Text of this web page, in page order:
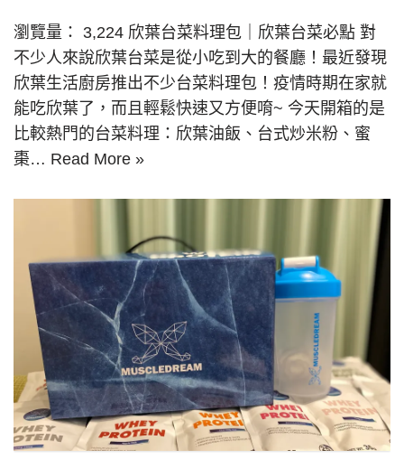
瀏覽量： 3,224 欣葉台菜料理包｜欣葉台菜必點 對
不少人來說欣葉台菜是從小吃到大的餐廳！最近發現
欣葉生活廚房推出不少台菜料理包！疫情時期在家就
能吃欣葉了，而且輕鬆快速又方便唷~ 今天開箱的是
比較熱門的台菜料理：欣葉油飯、台式炒米粉、蜜
棗… Read More »